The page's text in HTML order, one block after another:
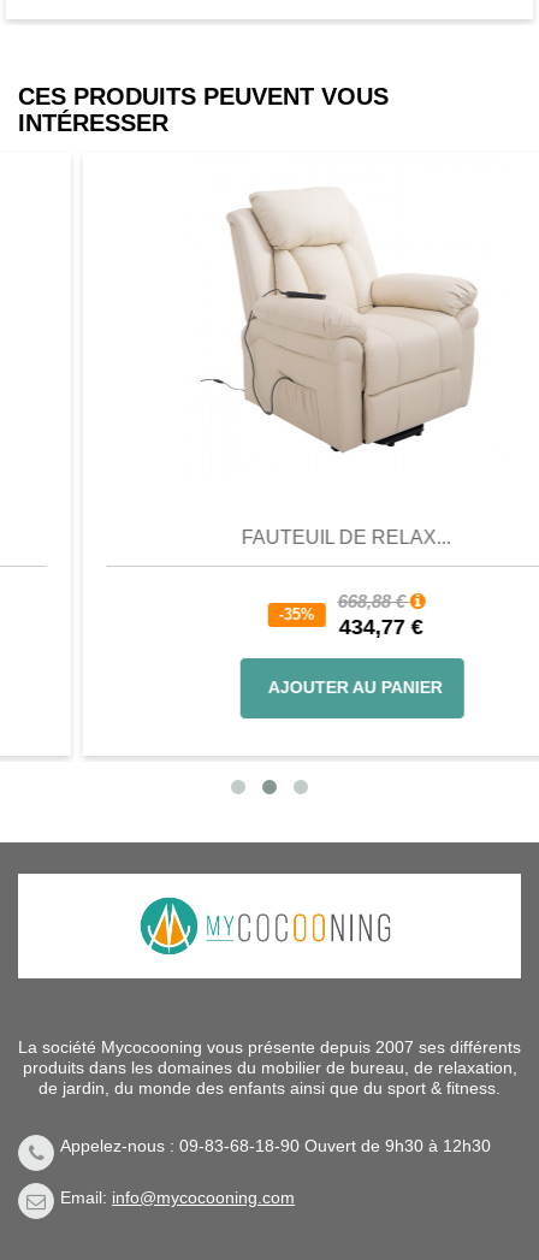
CES PRODUITS PEUVENT VOUS
INTÉRESSER
FAUTEUIL DE RELAX...
668,88 €
434,77 €
AJOUTER AU PANIER
La société Mycocooning vous présente depuis 2007 ses différents
produits dans les domaines du mobilier de bureau, de relaxation,
de jardin, du monde des enfants ainsi que du sport & fitness.
Appelez-nous : 09-83-68-18-90 Ouvert de 9h30 à 12h30
Email: info@mycocooning.com